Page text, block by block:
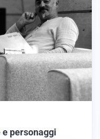
personaggi